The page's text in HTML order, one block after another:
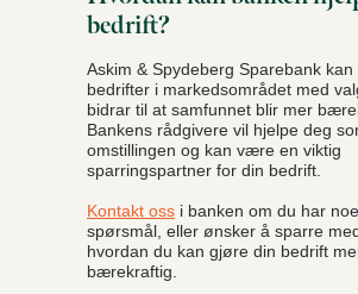
bedrift?
Askim & Spydeberg Sparebank kan
bedrifter i markedsområdet med
bidrar til at samfunnet blir mer
Bankens rådgivere vil hjelpe deg
omstillingen og kan være en viktig
sparringspartner for din bedrift.
Kontakt oss i banken om du har
spørsmål, eller ønsker å sparre
hvordan du kan gjøre din bedrift
bærekraftig.